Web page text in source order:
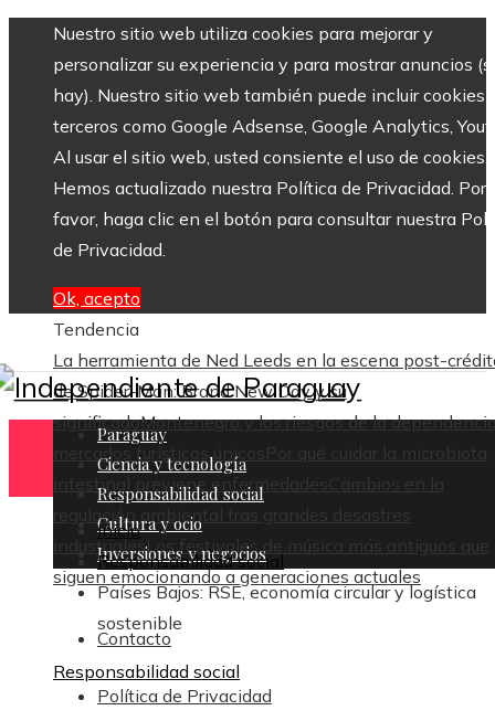
Nuestro sitio web utiliza cookies para mejorar y
personalizar su experiencia y para mostrar anuncios
hay). Nuestro sitio web también puede incluir cookies
terceros como Google Adsense, Google Analytics,
Al usar el sitio web, usted consiente el uso de cookies.
Hemos actualizado nuestra Política de Privacidad. Por
favor, haga clic en el botón para consultar nuestra
de Privacidad.
Ok, acepto
Tendencia
La herramienta de Ned Leeds en la escena post-
de Spider-Man: Brand New Day y su
significadoMontenegro y los riesgos de la
mercados turísticos únicos
Por qué cuidar la microbiota
intestinal previene enfermedades
Cambios en la
regulación ambiental tras grandes desastres
industrialesLos festivales de música más antiguos que
siguen emocionando a generaciones actuales
Contacto
Política de Privacidad
Paraguay
Ciencia y tecnología
Responsabilidad social
Cultura y ocio
Inversiones y negocios
Inicio
Responsabilidad social
Países Bajos: RSE, economía circular y logística
sostenible
Responsabilidad social